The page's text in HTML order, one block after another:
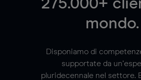
275.000+
mondo.
Disponiamo di
supportate da
pluridecennale nel settore.